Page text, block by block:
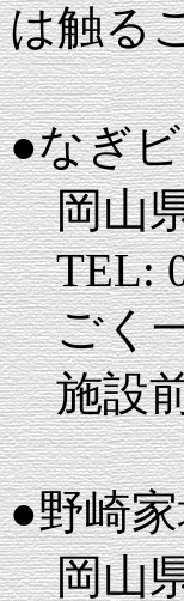
は触る
●なぎ
岡山県
TEL:
ごく一
施設前
●野崎
岡山県